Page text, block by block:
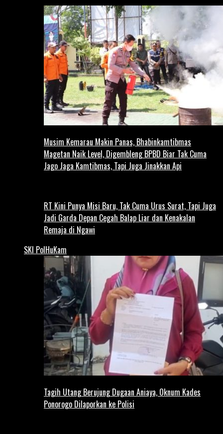
Musim Kemarau Makin Panas, Bhabinkamtibmas
Magetan Naik Level, Digembleng BPBD Biar Tak Cuma
Jago Jaga Kamtibmas, Tapi Juga Jinakkan Api
RT Kini Punya Misi Baru, Tak Cuma Urus Surat, Tapi Juga
Jadi Garda Depan Cegah Balap Liar dan Kenakalan
Remaja di Ngawi
SKI PolHuKam
Tagih Utang Berujung Dugaan Aniaya, Oknum Kades
Ponorogo Dilaporkan ke Polisi